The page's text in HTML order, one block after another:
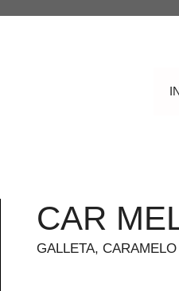
CAR
GALLETA,